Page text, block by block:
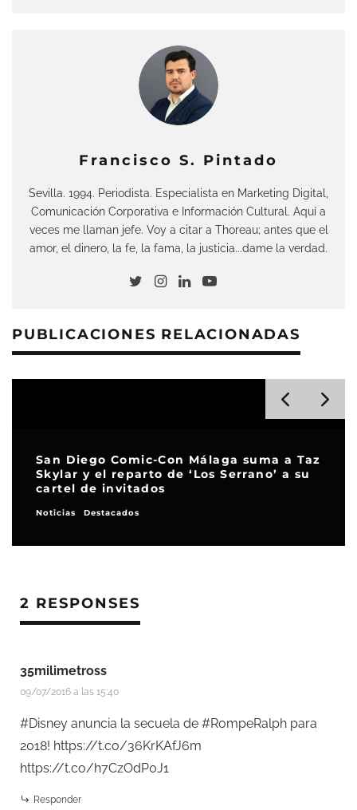
Francisco S. Pintado
Sevilla. 1994. Periodista. Especialista en Marketing Digital,
Comunicación Corporativa e Información Cultural. Aquí a
veces me llaman jefe. Voy a citar a Thoreau; antes que el
amor, el dinero, la fe, la fama, la justicia...dame la verdad.
PUBLICACIONES RELACIONADAS
San Diego Comic-Con Málaga suma a Taz
Skylar y el reparto de ‘Los Serrano’ a su
cartel de invitados
Noticias Destacados
2 RESPONSES
35milimetross
09/07/2016 a las 15:40
#Disney anuncia la secuela de #RompeRalph para
2018! https://t.co/36KrKAfJ6m
https://t.co/h7CzOdP0J1
Responder